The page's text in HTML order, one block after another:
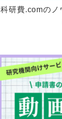
科研費.comのノ